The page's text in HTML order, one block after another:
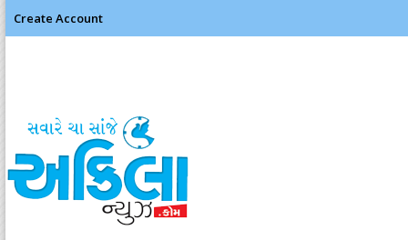
Create Account